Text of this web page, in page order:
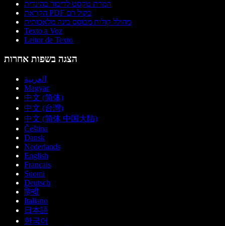
המרת טקסט לדיבור בהינדית
הקראת PDF בקול רם
מחולל קולות מבוסס בינה מלאכותית
Texto a Voz
Leitor de Texto
הצגה בשפות אחרות
العربية
Magyar
中文 (简体)
中文 (台灣)
中文 (简体 中国大陆)
Čeština
Dansk
Nederlands
English
Français
Suomi
Deutsch
हिन्दी
Italiano
日本語
한국어